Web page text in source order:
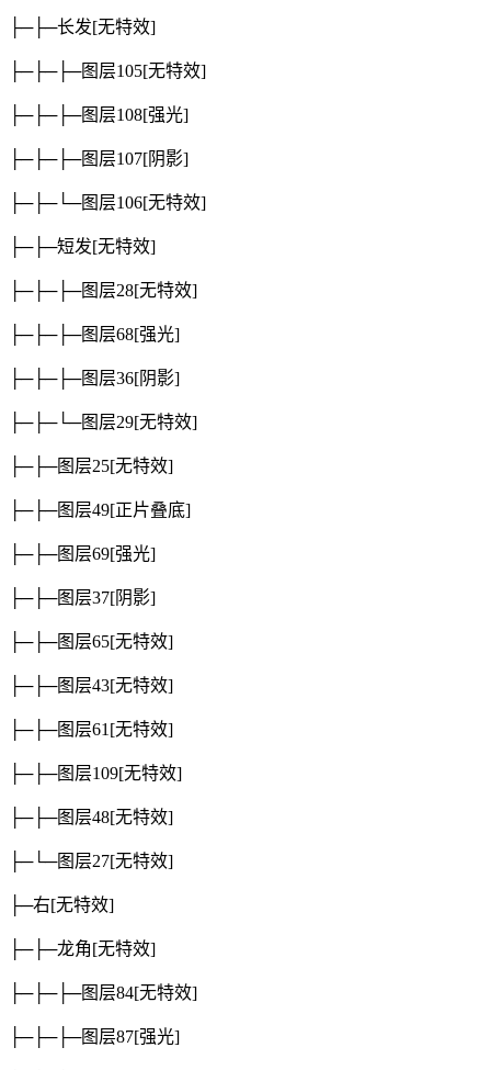
├─├─长发[无特效]
├─├─├─图层105[无特效]
├─├─├─图层108[强光]
├─├─├─图层107[阴影]
├─├─└─图层106[无特效]
├─├─短发[无特效]
├─├─├─图层28[无特效]
├─├─├─图层68[强光]
├─├─├─图层36[阴影]
├─├─└─图层29[无特效]
├─├─图层25[无特效]
├─├─图层49[正片叠底]
├─├─图层69[强光]
├─├─图层37[阴影]
├─├─图层65[无特效]
├─├─图层43[无特效]
├─├─图层61[无特效]
├─├─图层109[无特效]
├─├─图层48[无特效]
├─└─图层27[无特效]
├─右[无特效]
├─├─龙角 [无特效]
├─├─├─图层84[无特效]
├─├─├─图层87[强光]